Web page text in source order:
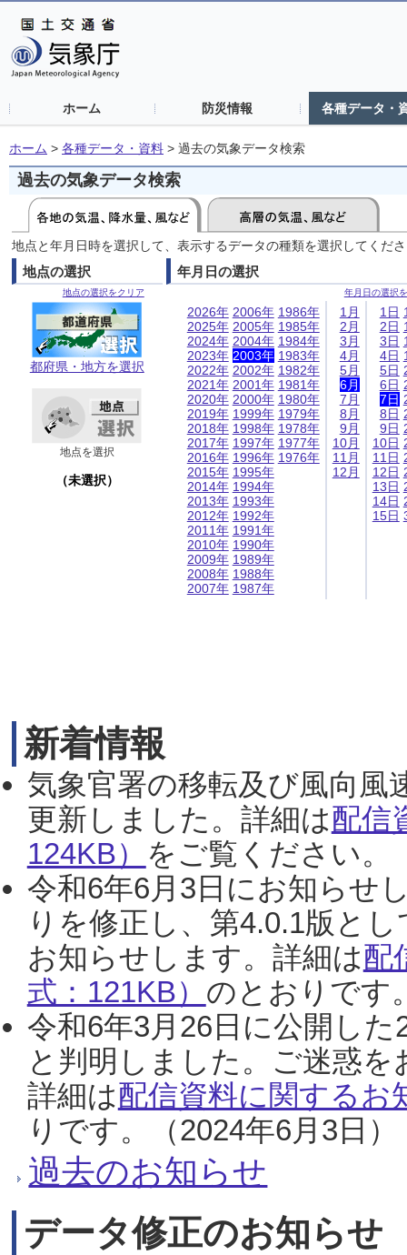
ホーム 防災情報 各種データ・
ホーム > 各種データ・資料 > 過去の気象データ検索
過去の気象データ検索
地点と年月日時を選択して、表示するデータの種類を選択してくだ
地点の選択
地点の選択をクリア
都府県・地方を選択
地点を選択
（未選択）
年月日の選択
年月日の選択
2026年
2025年
2024年
2023年
2022年
2021年
2020年
2019年
2018年
2017年
2016年
2015年
2014年
2013年
2012年
2011年
2010年
2009年
2008年
2007年
2006年
2005年
2004年
2003年
2002年
2001年
2000年
1999年
1998年
1997年
1996年
1995年
1994年
1993年
1992年
1991年
1990年
1989年
1988年
1987年
1986年
1985年
1984年
1983年
1982年
1981年
1980年
1979年
1978年
1977年
1976年
1月
2月
3月
4月
5月
6月
7月
8月
9月
10月
11月
12月
1日
2日
3日
4日
5日
6日
7日
8日
9日
10日
11日
12日
13日
14日
15日
新着情報
気象官署の移転及び風向風
更新しました。詳細は配信
124KB） をご覧ください。
令和6年6月3日にお知らせ
りを修正し、第4.0.1版と
お知らせします。詳細は配
式：121KB） のとおりです
令和6年3月26日に公開し
と判明しました。ご迷惑
詳細は配信資料に関するお
りです。（2024年6月3日）
過去のお知らせ
データ修正のお知らせ